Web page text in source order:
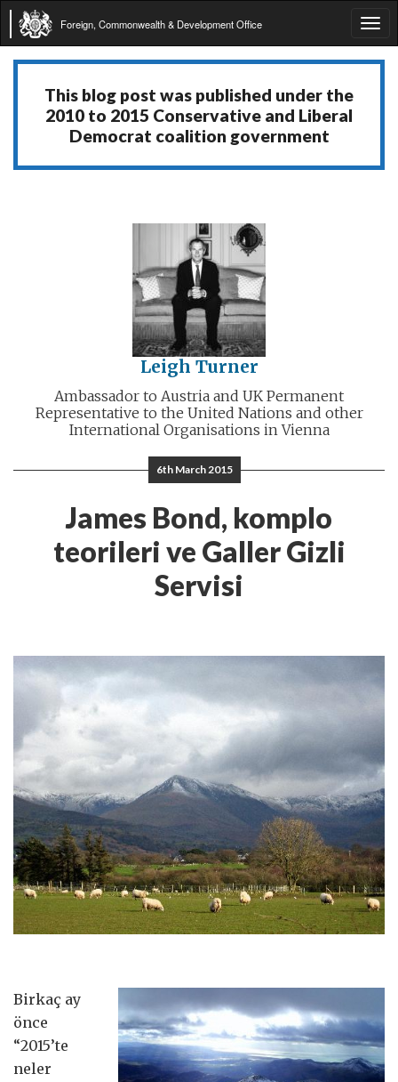
Foreign, Commonwealth & Development Office
This blog post was published under the
2010 to 2015 Conservative and Liberal
Democrat coalition government
Leigh Turner
Ambassador to Austria and UK Permanent
Representative to the United Nations and other
International Organisations in Vienna
6th March 2015
James Bond, komplo
teorileri ve Galler Gizli
Servisi
Birkaç ay
önce
“2015’te
neler